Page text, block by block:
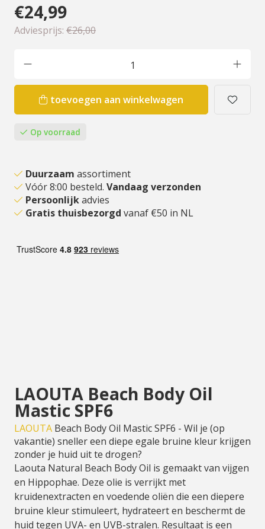
€24,99
Adviesprijs: €26,00
toevoegen aan winkelwagen
Op voorraad
Duurzaam assortiment
Vóór 8:00 besteld. Vandaag verzonden
Persoonlijkadvies
Gratis thuisbezorgd vanaf €50 in NL
LAOUTA Beach Body Oil
Mastic SPF6
LAOUTA Beach Body Oil Mastic SPF6 - Wil je (op
vakantie) sneller een diepe egale bruine kleur krijgen
zonder je huid uit te drogen?
Laouta Natural Beach Body Oil is gemaakt van vijgen
en Hippophae. Deze olie is verrijkt met
kruidenextracten en voedende oliën die een diepere
bruine kleur stimuleert, hydrateert en beschermt de
huid tegen UVA- en UVB-stralen. Resultaat is een